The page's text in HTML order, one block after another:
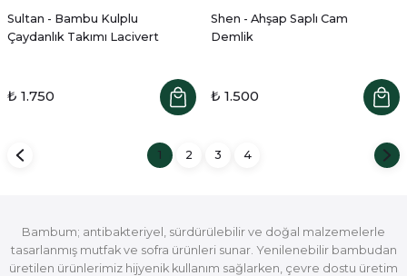
Sultan - Bambu Kulplu
Çaydanlık Takımı Lacivert
₺ 1.750
Shen - Ahşap Saplı Cam
Demlik
₺ 1.500
1 2 3 4
Bambum; antibakteriyel, sürdürülebilir ve doğal malzemelerle
tasarlanmış mutfak ve sofra ürünleri sunar. Yenilenebilir bambudan
üretilen ürünlerimiz hijyenik kullanım sağlarken, çevre dostu üretim